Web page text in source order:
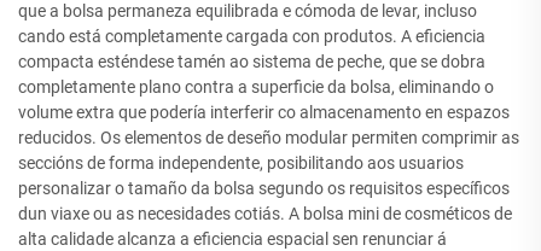
que a bolsa permaneza equilibrada e cómoda de levar, incluso
cando está completamente cargada con produtos. A eficiencia
compacta esténdese tamén ao sistema de peche, que se dobra
completamente plano contra a superficie da bolsa, eliminando o
volume extra que podería interferir co almacenamento en espazos
reducidos. Os elementos de deseño modular permiten comprimir as
seccións de forma independente, posibilitando aos usuarios
personalizar o tamaño da bolsa segundo os requisitos específicos
dun viaxe ou as necesidades cotiás. A bolsa mini de cosméticos de
alta calidade alcanza a eficiencia espacial sen renunciar á